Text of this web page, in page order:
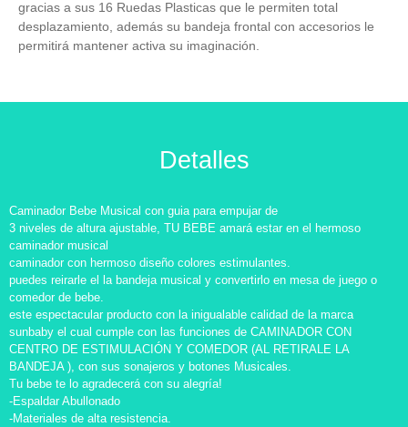
gracias a sus 16 Ruedas Plasticas que le permiten total
desplazamiento, además su bandeja frontal con accesorios le
permitirá mantener activa su imaginación.
Detalles
Caminador Bebe Musical con guia para empujar de
3 niveles de altura ajustable, TU BEBE amará estar en el hermoso
caminador musical
caminador con hermoso diseño colores estimulantes.
puedes reirarle el la bandeja musical y convertirlo en mesa de juego o
comedor de bebe.
este espectacular producto con la inigualable calidad de la marca
sunbaby el cual cumple con las funciones de CAMINADOR CON
CENTRO DE ESTIMULACIÓN Y COMEDOR (AL RETIRALE LA
BANDEJA ), con sus sonajeros y botones Musicales.
Tu bebe te lo agradecerá con su alegría!
-Espaldar Abullonado
-Materiales de alta resistencia.